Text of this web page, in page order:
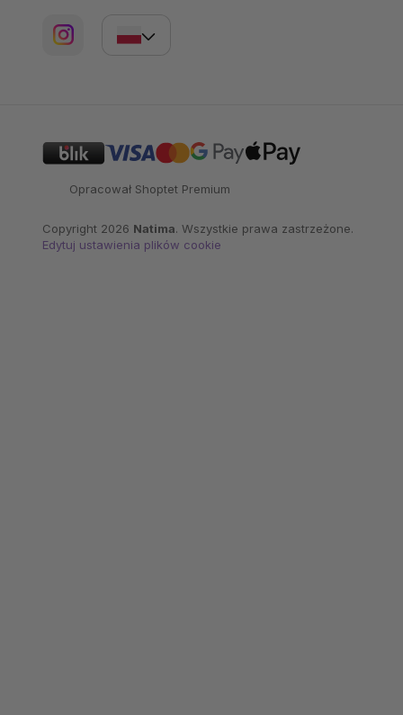
Opracował Shoptet Premium
Copyright 2026 Natima. Wszystkie prawa zastrzeżone.
Edytuj ustawienia plików cookie